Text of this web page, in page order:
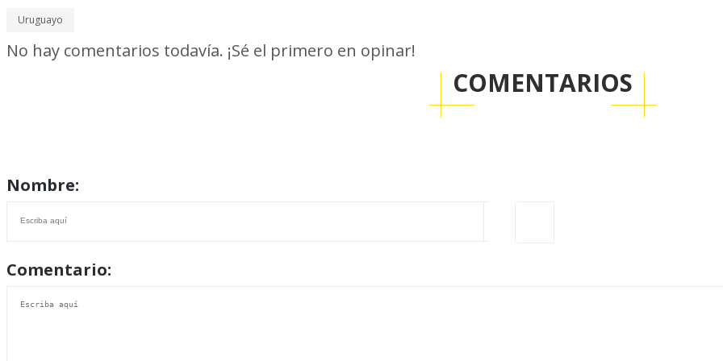
Uruguayo
COMENTARIOS
Nombre:
Comentario:
No hay comentarios todavía. ¡Sé el primero en opinar!